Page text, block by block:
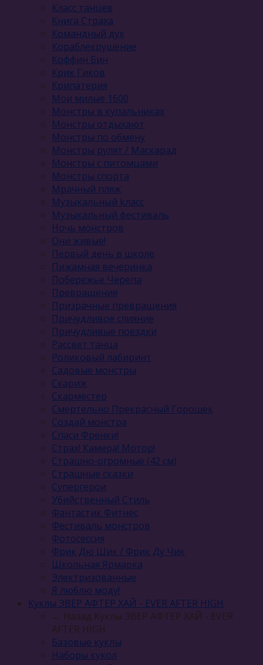
Класс танцев
Книга Страха
Командный дух
Кораблекрушение
Коффин Бин
Крик Гиков
Крипатерия
Мои милые 1600
Монстры в купальниках
Монстры отдыхают
Монстры по обмену
Монстры рулят / Маскарад
Монстры с питомцами
Монстры спорта
Мрачный пляж
Музыкальный kласс
Музыкальный фестиваль
Ночь монстров
Они живые!
Первый день в школе
Пижамная вечеринка
Побережье Черепа
Превращения
Призрачные превращения
Причудливое слияние
Причудливые поездки
Рассвет танца
Роликовый лабиринт
Садовые монстры
Скариж
Скарместер
Смертельно Прекрасный Горошек
Создай монстра
Спаси Френки!
Страх! Камера! Мотор!
Страшно-огромные (42 см)
Страшные сказки
Супергерои
Убийственный Стиль
Фантастик Фитнес
Фестиваль монстров
Фотосессия
Фрик Дю Шик / Фрик Ду Чик
Школьная Ярмарка
Электризованные
Я люблю моду!
Куклы ЭВЕР АФТЕР ХАЙ - EVER AFTER HIGH
← Назад Куклы ЭВЕР АФТЕР ХАЙ - EVER
AFTER HIGH
Базовые куклы
Наборы кукол